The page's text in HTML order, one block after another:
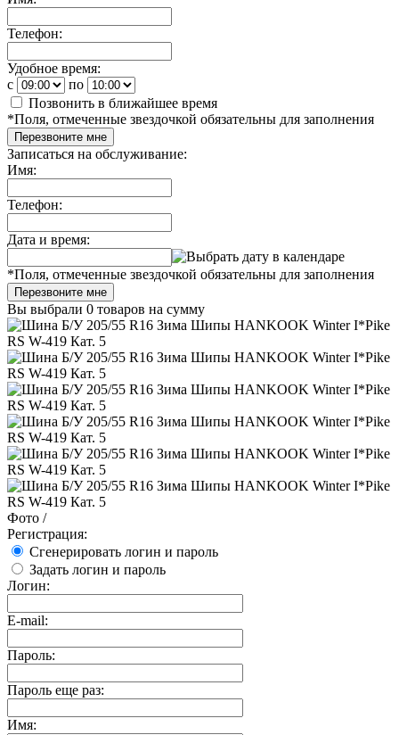
Телефон:
Удобное время:
c
по
Позвонить в ближайшее время
*Поля, отмеченные звездочкой обязательны для заполнения
Перезвоните мне
Записаться на обслуживание:
Имя:
Телефон:
Дата и время:
*Поля, отмеченные звездочкой обязательны для заполнения
Перезвоните мне
Вы выбрали 0 товаров на сумму
Фото /
Регистрация:
Сгенерировать логин и пароль
Задать логин и пароль
Логин:
E-mail:
Пароль:
Пароль еще раз:
Имя: